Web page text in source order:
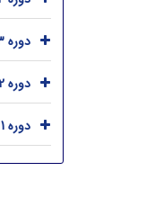
دوره 3 (1404)
دوره 2 (1403)
دوره 1 (1402)